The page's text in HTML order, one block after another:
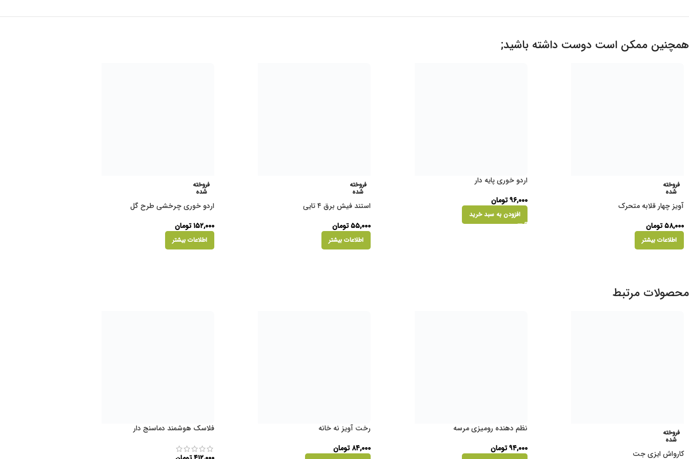
همچنین ممکن است دوست داشته باشید;
فروخته
شده
آویز چهار قلابه متحرک
۵۸,۰۰۰تومان
اطلاعات بیشتر
اردو خوری پایه دار
۹۶,۰۰۰ تومان
افزودن به سبد خرید
فروخته
شده
استند فیش برق ۴ تایی
۵۵,۰۰۰تومان
اطلاعات بیشتر
فروخته
شده
اردو خوری چرخشی طرح گل
۱۵۲,۰۰۰ تومان
اطلاعات بیشتر
محصولات مرتبط
فروخته
شده
کارواش ایزی جت
نظم دهنده رومیزی مرسه
۹۴,۰۰۰ تومان
رخت آویز نه خانه
۸۴,۰۰۰ تومان
فلاسک هوشمند دماسنج دار